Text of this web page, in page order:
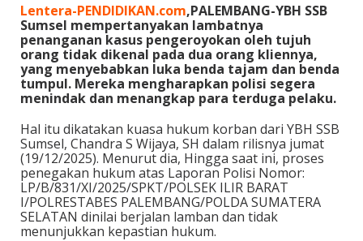
Lentera-PENDIDIKAN.com,PALEMBANG-YBH SSB
Sumsel mempertanyakan lambatnya
penanganan kasus pengeroyokan oleh tujuh
orang tidak dikenal pada dua orang kliennya,
yang menyebabkan luka benda tajam dan benda
tumpul. Mereka mengharapkan polisi segera
menindak dan menangkap para terduga pelaku.
Hal itu dikatakan kuasa hukum korban dari YBH SSB
Sumsel, Chandra S Wijaya, SH dalam rilisnya jumat
(19/12/2025). Menurut dia, Hingga saat ini, proses
penegakan hukum atas Laporan Polisi Nomor:
LP/B/831/XI/2025/SPKT/POLSEK ILIR BARAT
I/POLRESTABES PALEMBANG/POLDA SUMATERA
SELATAN dinilai berjalan lamban dan tidak
menunjukkan kepastian hukum.